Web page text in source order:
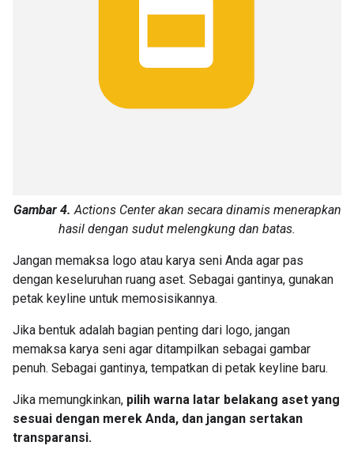
Gambar 4. Actions Center akan secara dinamis menerapkan
hasil dengan sudut melengkung dan batas.
Jangan memaksa logo atau karya seni Anda agar pas
dengan keseluruhan ruang aset. Sebagai gantinya, gunakan
petak keyline untuk memosisikannya.
Jika bentuk adalah bagian penting dari logo, jangan
memaksa karya seni agar ditampilkan sebagai gambar
penuh. Sebagai gantinya, tempatkan di petak keyline baru.
Jika memungkinkan, pilih warna latar belakang aset yang
sesuai dengan merek Anda, dan jangan sertakan
transparansi.